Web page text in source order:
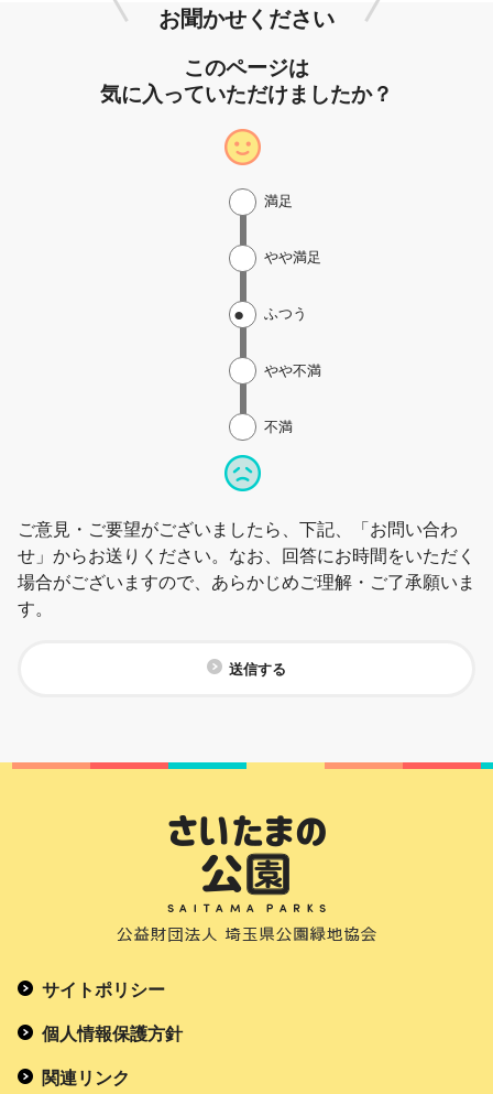
お聞かせください
このページは
気に入っていただけましたか？
不満
やや不満
ふつう
やや満足
満足
ご意見・ご要望がございましたら、下記、「お問い合わ
せ」からお送りください。なお、回答にお時間をいただく
場合がございますので、あらかじめご理解・ご了承願いま
す。
送信する
サイトポリシー
個人情報保護方針
関連リンク